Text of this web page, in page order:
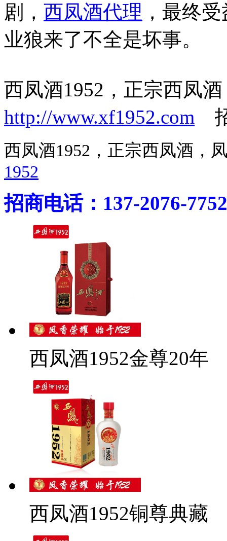
剧， 西凤酒代理 ，最终
业狼来了不全是坏事。
西凤酒1952，正宗西凤
http://www.xf1952.com
西凤酒1952，正宗西凤酒
1952
招商电话：137-2076-7752
西凤酒1952金尊20年
西凤酒1952铜尊典藏